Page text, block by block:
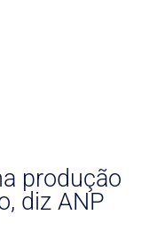
produção
diz ANP